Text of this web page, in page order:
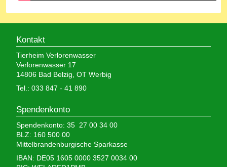
Kontakt
Tierheim Verlorenwasser
Verlorenwasser 17
14806 Bad Belzig, OT Werbig
Tel.: 033 847 - 41 890
Spendenkonto
Spendenkonto: 35 27 00 34 00
BLZ: 160 500 00
Mittelbrandenburgische Sparkasse
IBAN: DE05 1605 0000 3527 0034 00